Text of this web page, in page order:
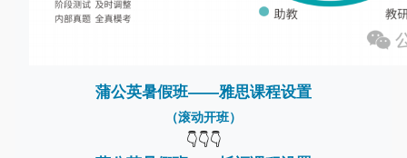
蒲公英暑假班——雅思课程设置
（滚动开班）
👇👇👇